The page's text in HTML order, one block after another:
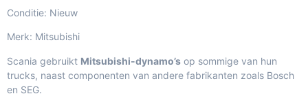
Conditie: Nieuw
Merk: Mitsubishi
Scania gebruikt Mitsubishi-dynamo’s op sommige van hun
trucks, naast componenten van andere fabrikanten zoals Bosch
en SEG.